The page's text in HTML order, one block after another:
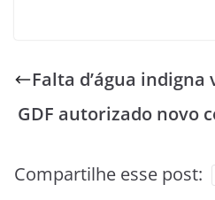
Falta d’água
GDF autorizado novo
Compartilhe esse post: